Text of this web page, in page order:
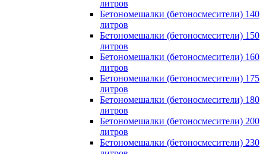
литров
Бетономешалки (бетоносмесители) 140
литров
Бетономешалки (бетоносмесители) 150
литров
Бетономешалки (бетоносмесители) 160
литров
Бетономешалки (бетоносмесители) 175
литров
Бетономешалки (бетоносмесители) 180
литров
Бетономешалки (бетоносмесители) 200
литров
Бетономешалки (бетоносмесители) 230